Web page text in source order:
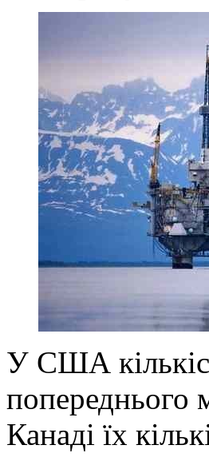
У США
попереднього
Канаді їх